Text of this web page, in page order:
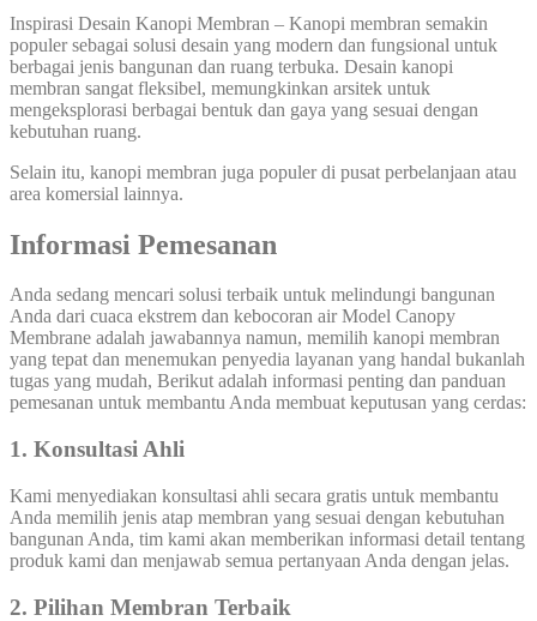
Inspirasi Desain Kanopi Membran – Kanopi membran semakin
populer sebagai solusi desain yang modern dan fungsional untuk
berbagai jenis bangunan dan ruang terbuka. Desain kanopi
membran sangat fleksibel, memungkinkan arsitek untuk
mengeksplorasi berbagai bentuk dan gaya yang sesuai dengan
kebutuhan ruang.
Selain itu, kanopi membran juga populer di pusat perbelanjaan atau
area komersial lainnya.
Informasi Pemesanan
Anda sedang mencari solusi terbaik untuk melindungi bangunan
Anda dari cuaca ekstrem dan kebocoran air Model Canopy
Membrane adalah jawabannya namun, memilih kanopi membran
yang tepat dan menemukan penyedia layanan yang handal bukanlah
tugas yang mudah, Berikut adalah informasi penting dan panduan
pemesanan untuk membantu Anda membuat keputusan yang cerdas:
1. Konsultasi Ahli
Kami menyediakan konsultasi ahli secara gratis untuk membantu
Anda memilih jenis atap membran yang sesuai dengan kebutuhan
bangunan Anda, tim kami akan memberikan informasi detail tentang
produk kami dan menjawab semua pertanyaan Anda dengan jelas.
2. Pilihan Membran Terbaik